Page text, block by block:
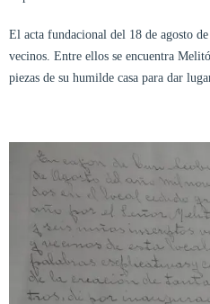
El acta fundacional del 18 de agosto
vecinos. Entre ellos se encuentra
piezas de su humilde casa para dar